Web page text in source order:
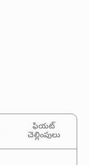
ఫియట్
చెల్లింపులు